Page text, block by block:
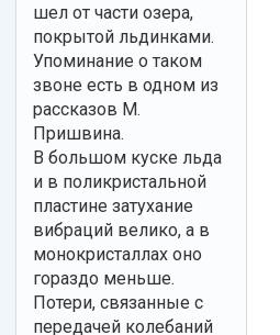
шел от части озера,
покрытой льдинками.
Упоминание о таком
звоне есть в одном из
рассказов М.
Пришвина.
В большом куске льда
и в поликристальной
пластине затухание
вибраций велико, а в
монокристаллах оно
гораздо меньше.
Потери, связанные с
передачей колебаний